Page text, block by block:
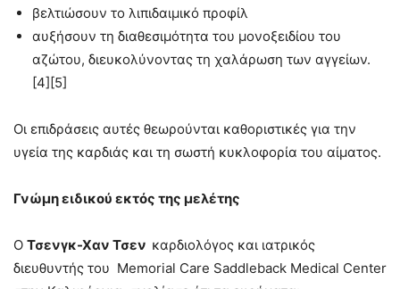
βελτιώσουν το λιπιδαιμικό προφίλ
αυξήσουν τη διαθεσιμότητα του μονοξειδίου του
αζώτου, διευκολύνοντας τη χαλάρωση των αγγείων.
[4][5]
Οι επιδράσεις αυτές θεωρούνται καθοριστικές για την
υγεία της καρδιάς και τη σωστή κυκλοφορία του αίματος.
Γνώμη ειδικού εκτός της μελέτης
Ο Τσενγκ-Χαν Τσεν καρδιολόγος και ιατρικός
διευθυντής του Memorial Care Saddleback Medical Center